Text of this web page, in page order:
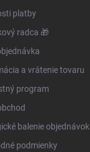
platby
radca 🎁
a vrátenie tovaru
program
balenie objednávok
podmienky